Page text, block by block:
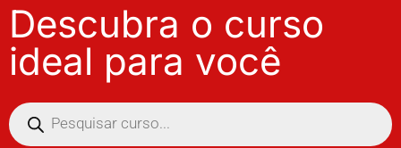
Descubra o curso
ideal para você